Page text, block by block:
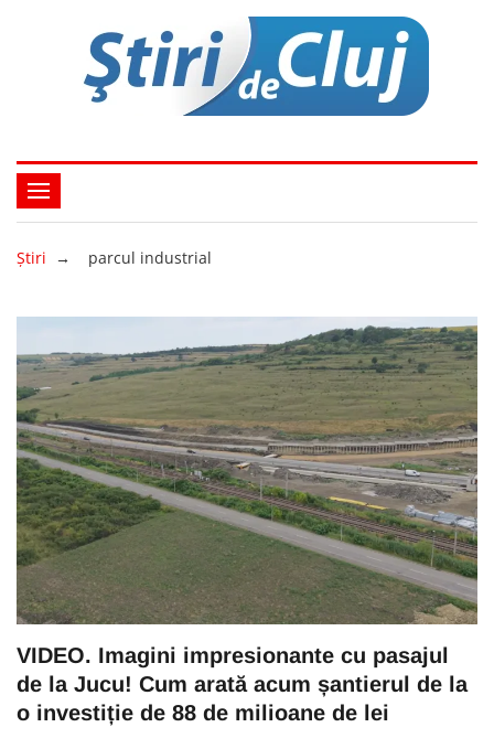
Ştiri → parcul industrial
VIDEO. Imagini impresionante cu pasajul
de la Jucu! Cum arată acum șantierul de la
o investiție de 88 de milioane de lei